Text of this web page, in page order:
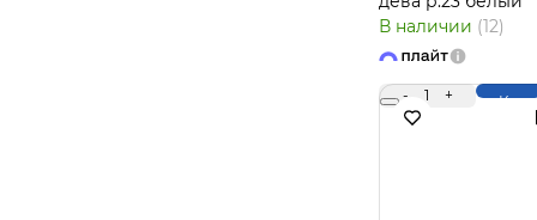
В наличии (12)
- 1 +